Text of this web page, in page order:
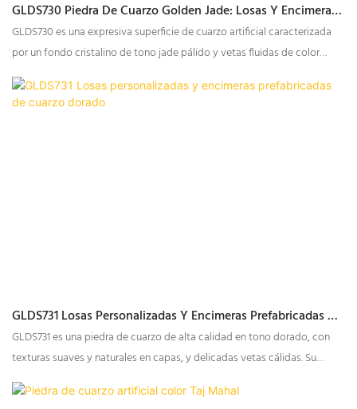
GLDS730 Piedra De Cuarzo Golden Jade: Losas Y Encimeras
Personalizadas
GLDS730 es una expresiva superficie de cuarzo artificial caracterizada
por un fondo cristalino de tono jade pálido y vetas fluidas de color
marrón dorado. Capas de fragmentos translúcidos con apariencia
mineral crean profundidad visual, mientras que el movimiento lineal
GLDS731 Losas Personalizadas Y Encimeras Prefabricadas De
Cuarzo Dorado
GLDS731 es una piedra de cuarzo de alta calidad en tono dorado, con
texturas suaves y naturales en capas, y delicadas vetas cálidas. Su
elegante paleta dorada crea un aspecto acogedor y sofisticado, lo que
la hace ideal para interiores modernos, minimalistas, clásicos y de lujo.